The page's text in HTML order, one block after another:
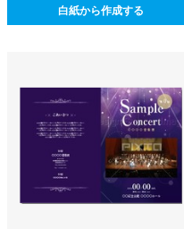
白紙から作成する